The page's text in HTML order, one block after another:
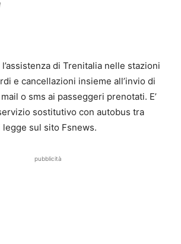
l’assistenza di Trenitalia nelle stazioni
e cancellazioni insieme all’invio di
o sms ai passeggeri prenotati. E’
sostitutivo con autobus tra
sul sito Fsnews.
pubblicità